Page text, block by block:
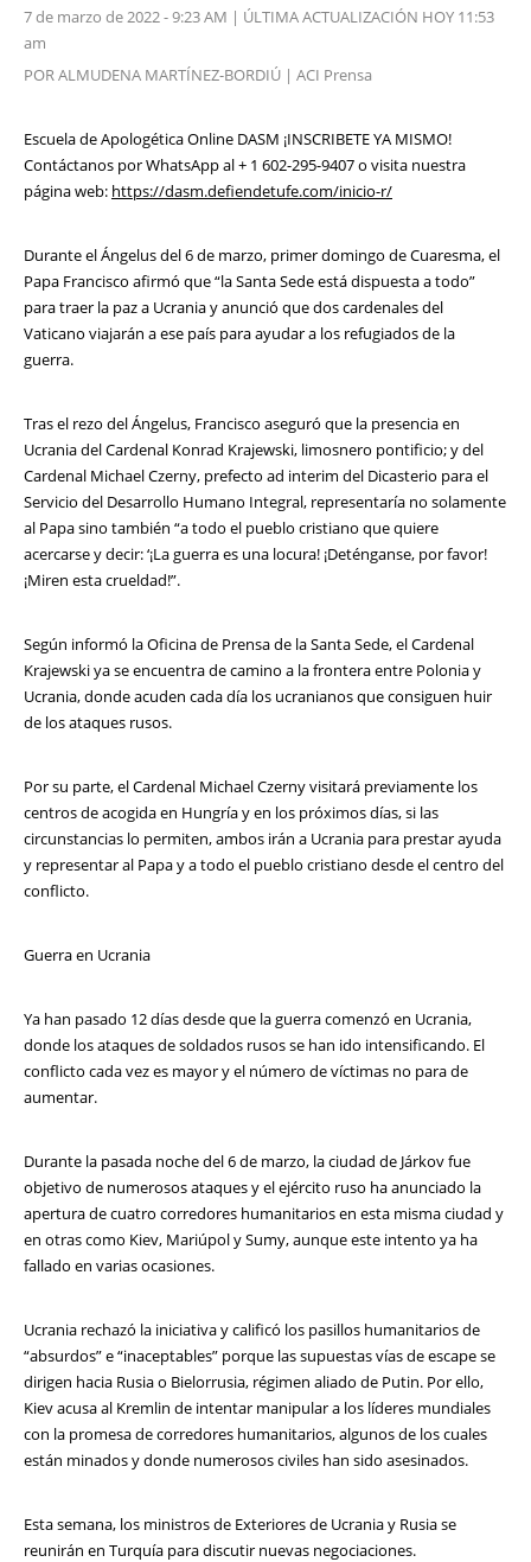
7 de marzo de 2022 - 9:23 AM | ÚLTIMA ACTUALIZACIÓN HOY 11:53
am
POR ALMUDENA MARTÍNEZ-BORDIÚ | ACI Prensa
Escuela de Apologética Online DASM ¡INSCRIBETE YA MISMO!
Contáctanos por WhatsApp al + 1 602-295-9407 o visita nuestra
página web: https://dasm.defiendetufe.com/inicio-r/
Durante el Ángelus del 6 de marzo, primer domingo de Cuaresma, el
Papa Francisco afirmó que “la Santa Sede está dispuesta a todo”
para traer la paz a Ucrania y anunció que dos cardenales del
Vaticano viajarán a ese país para ayudar a los refugiados de la
guerra.
Tras el rezo del Ángelus, Francisco aseguró que la presencia en
Ucrania del Cardenal Konrad Krajewski, limosnero pontificio; y del
Cardenal Michael Czerny, prefecto ad interim del Dicasterio para el
Servicio del Desarrollo Humano Integral, representaría no solamente
al Papa sino también “a todo el pueblo cristiano que quiere
acercarse y decir: ‘¡La guerra es una locura! ¡Deténganse, por favor!
¡Miren esta crueldad!”.
Según informó la Oficina de Prensa de la Santa Sede, el Cardenal
Krajewski ya se encuentra de camino a la frontera entre Polonia y
Ucrania, donde acuden cada día los ucranianos que consiguen huir
de los ataques rusos.
Por su parte, el Cardenal Michael Czerny visitará previamente los
centros de acogida en Hungría y en los próximos días, si las
circunstancias lo permiten, ambos irán a Ucrania para prestar ayuda
y representar al Papa y a todo el pueblo cristiano desde el centro del
conflicto.
Guerra en Ucrania
Ya han pasado 12 días desde que la guerra comenzó en Ucrania,
donde los ataques de soldados rusos se han ido intensificando. El
conflicto cada vez es mayor y el número de víctimas no para de
aumentar.
Durante la pasada noche del 6 de marzo, la ciudad de Járkov fue
objetivo de numerosos ataques y el ejército ruso ha anunciado la
apertura de cuatro corredores humanitarios en esta misma ciudad y
en otras como Kiev, Mariúpol y Sumy, aunque este intento ya ha
fallado en varias ocasiones.
Ucrania rechazó la iniciativa y calificó los pasillos humanitarios de
“absurdos” e “inaceptables” porque las supuestas vías de escape se
dirigen hacia Rusia o Bielorrusia, régimen aliado de Putin. Por ello,
Kiev acusa al Kremlin de intentar manipular a los líderes mundiales
con la promesa de corredores humanitarios, algunos de los cuales
están minados y donde numerosos civiles han sido asesinados.
Esta semana, los ministros de Exteriores de Ucrania y Rusia se
reunirán en Turquía para discutir nuevas negociaciones.